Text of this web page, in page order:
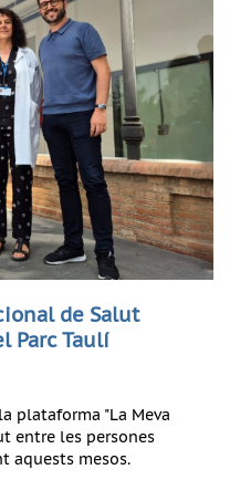
de Salut
Parc Taulí
plataforma "La Meva
entre les persones
aquests mesos.